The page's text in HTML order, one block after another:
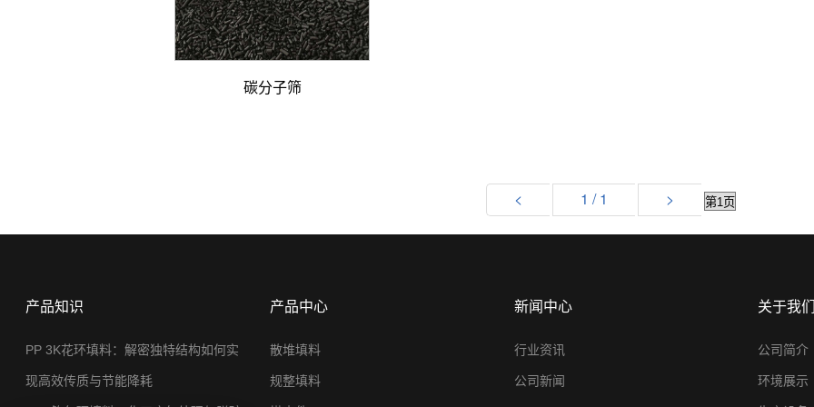
碳分子筛
< 1 / 1 >
产品知识
PP 3K花环填料：解密独特结构如何实
现高效传质与节能降耗
产品中心
散堆填料
规整填料
新闻中心
行业资讯
公司新闻
关于我
公司简介
环境展示